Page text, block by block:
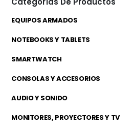
EQUIPOS ARMADOS
NOTEBOOKS Y TABLETS
SMARTWATCH
CONSOLAS Y ACCESORIOS
AUDIO Y SONIDO
MONITORES, PROYECTORES Y TV